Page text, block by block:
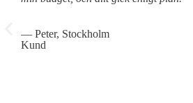
— Peter, Stockholm
Kund